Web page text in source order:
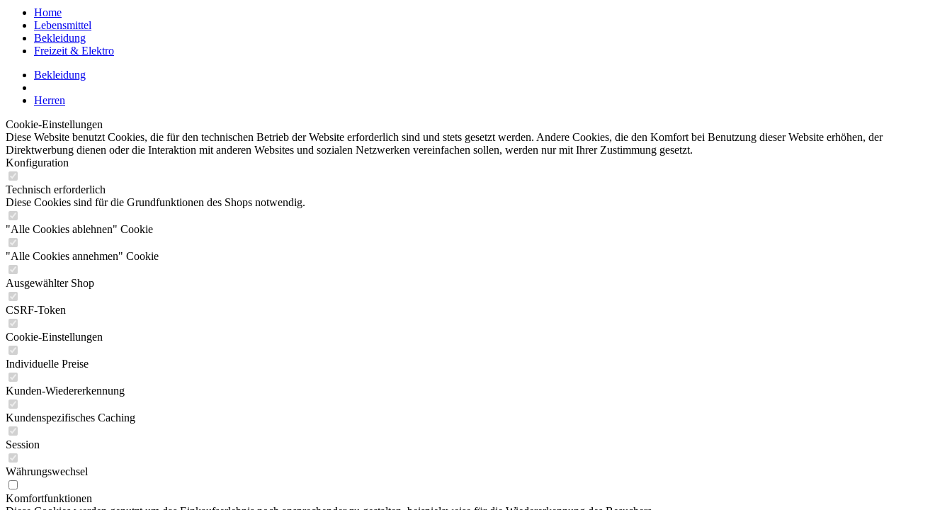
Home
Lebensmittel
Bekleidung
Freizeit & Elektro
Bekleidung
Herren
Cookie-Einstellungen
Diese Website benutzt Cookies, die für den technischen Betrieb der Website erforderlich sind und stets gesetzt werden. Andere Cookies, die den Komfort bei Benutzung dieser Website erhöhen, der
Direktwerbung dienen oder die Interaktion mit anderen Websites und sozialen Netzwerken vereinfachen sollen, werden nur mit Ihrer Zustimmung gesetzt.
Konfiguration
Technisch erforderlich
Diese Cookies sind für die Grundfunktionen des Shops notwendig.
"Alle Cookies ablehnen" Cookie
"Alle Cookies annehmen" Cookie
Ausgewählter Shop
CSRF-Token
Cookie-Einstellungen
Individuelle Preise
Kunden-Wiedererkennung
Kundenspezifisches Caching
Session
Währungswechsel
Komfortfunktionen